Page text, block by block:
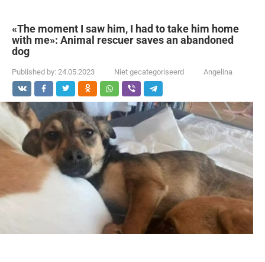
«The moment I saw him, I had to take him home
with me»: Animal rescuer saves an abandoned
dog
Published by: 24.05.2023 Niet gecategoriseerd Angelina